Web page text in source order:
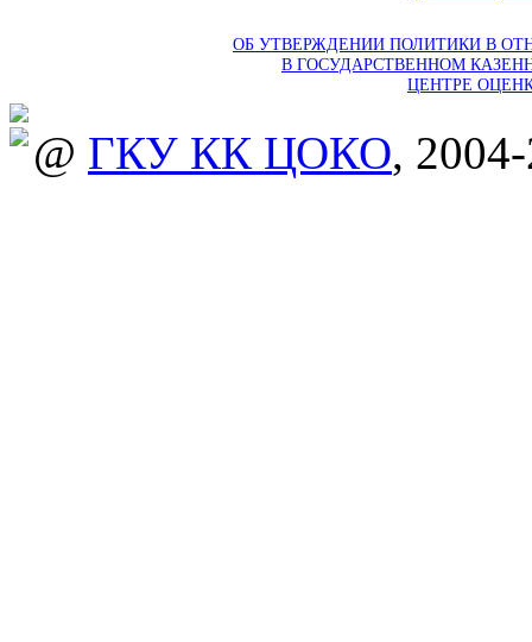
ОБ УТВЕРЖДЕНИИ ПОЛИТИКИ В
В ГОСУДАРСТВЕННОМ
ЦЕНТРЕ
@ ГКУ КК ЦОКО,